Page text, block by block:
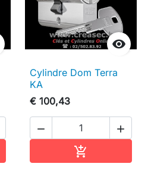

Cylindre Dom Terra
KA
€ 100,43
 
